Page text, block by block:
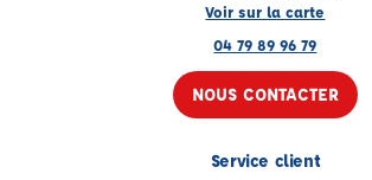
Voir sur la carte
04 79 89 96 79
NOUS CONTACTER
Service client